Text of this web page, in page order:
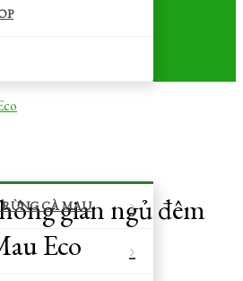
CÀ MAU
gian ngủ đêm
Eco